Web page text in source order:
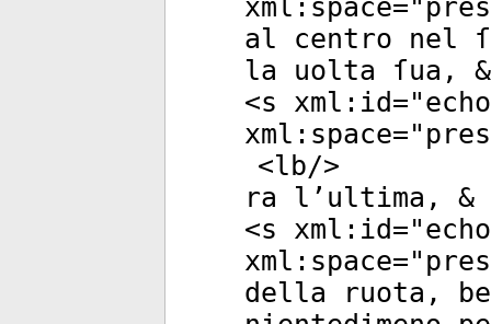
xml:space="
al centro nel
la uolta ſua,
<s xml:id="
xml:space="
<lb/>
ra l’ultima, &
<s xml:id="
xml:space="
della ruota,